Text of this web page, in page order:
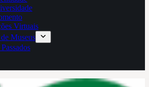
Virtuais
Museus